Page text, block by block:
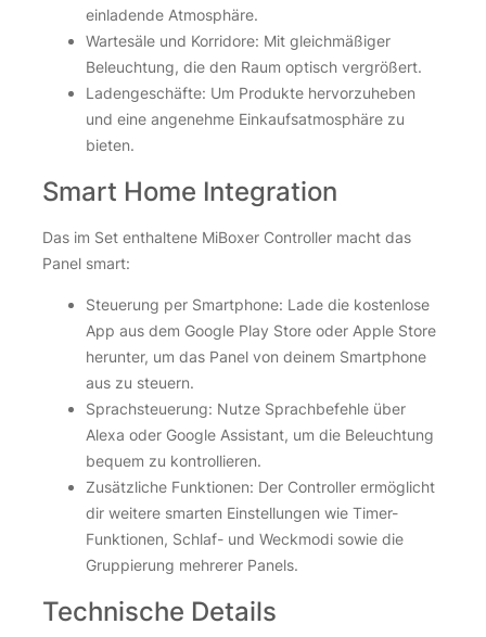
einladende Atmosphäre.
Wartesäle und Korridore: Mit gleichmäßiger
Beleuchtung, die den Raum optisch vergrößert.
Ladengeschäfte: Um Produkte hervorzuheben
und eine angenehme Einkaufsatmosphäre zu
bieten.
Smart Home Integration
Das im Set enthaltene MiBoxer Controller macht das
Panel smart:
Steuerung per Smartphone: Lade die kostenlose
App aus dem Google Play Store oder Apple Store
herunter, um das Panel von deinem Smartphone
aus zu steuern.
Sprachsteuerung: Nutze Sprachbefehle über
Alexa oder Google Assistant, um die Beleuchtung
bequem zu kontrollieren.
Zusätzliche Funktionen: Der Controller ermöglicht
dir weitere smarten Einstellungen wie Timer-
Funktionen, Schlaf- und Weckmodi sowie die
Gruppierung mehrerer Panels.
Technische Details